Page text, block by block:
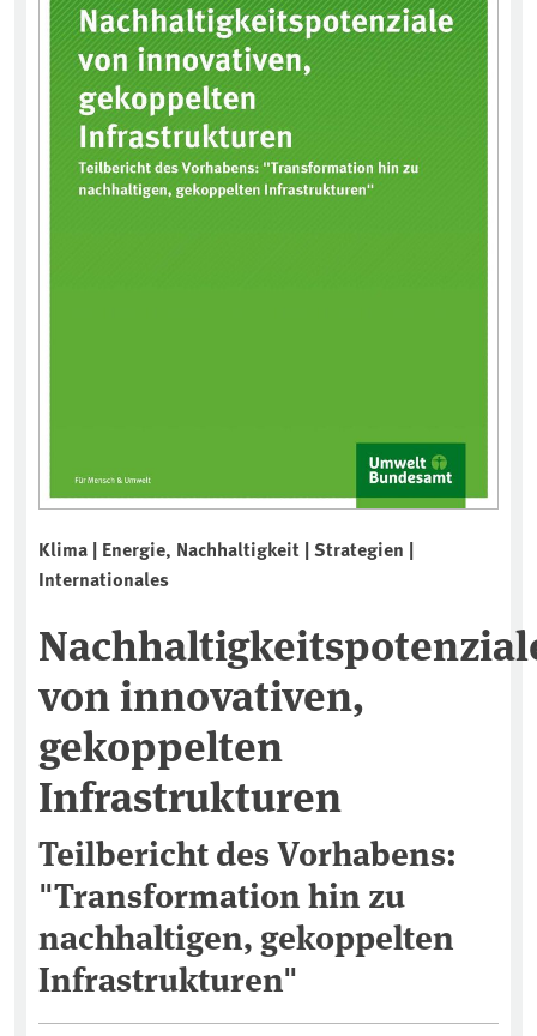
Klima | Energie, Nachhaltigkeit | Strategien |
Internationales
von innovativen,
gekoppelten
Infrastrukturen
Teilbericht des Vorhabens:
"Transformation hin zu
nachhaltigen, gekoppelten
Infrastrukturen"